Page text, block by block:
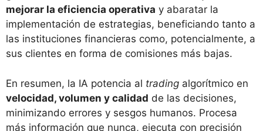
mejorar la eficiencia operativa y abaratar la
implementación de estrategias, beneficiando tanto a
las instituciones financieras como, potencialmente, a
sus clientes en forma de comisiones más bajas.
En resumen, la IA potencia al trading algorítmico en
velocidad, volumen y calidad de las decisiones,
minimizando errores y sesgos humanos. Procesa
más información que nunca, ejecuta con precisión